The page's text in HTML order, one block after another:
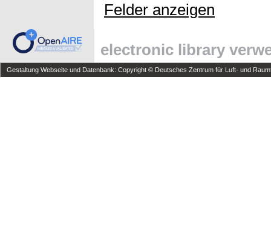
Felder anzeigen
electronic library
Gestaltung Webseite und Datenbank: Copyright © Deutsches Zentrum für Luft- und